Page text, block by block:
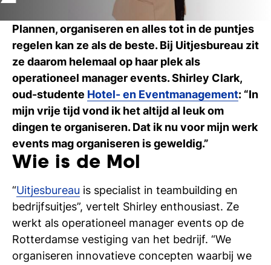
Plannen, organiseren en alles tot in de puntjes
regelen kan ze als de beste. Bij Uitjesbureau zit
ze daarom helemaal op haar plek als
operationeel manager events. Shirley Clark,
oud-studente Hotel- en Eventmanagement: “In
mijn vrije tijd vond ik het altijd al leuk om
dingen te organiseren. Dat ik nu voor mijn werk
events mag organiseren is geweldig.”
Wie is de Mol
“Uitjesbureau is specialist in teambuilding en
bedrijfsuitjes”, vertelt Shirley enthousiast. Ze
werkt als operationeel manager events op de
Rotterdamse vestiging van het bedrijf. “We
organiseren innovatieve concepten waarbij we